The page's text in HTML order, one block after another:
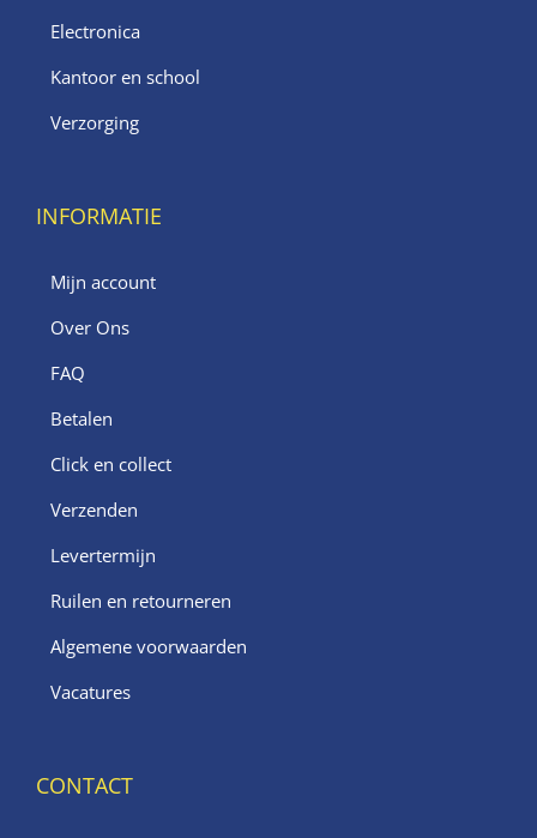
Electronica
Kantoor en school
Verzorging
INFORMATIE
Mijn account
Over Ons
FAQ
Betalen
Click en collect
Verzenden
Levertermijn
Ruilen en retourneren
Algemene voorwaarden
Vacatures
CONTACT